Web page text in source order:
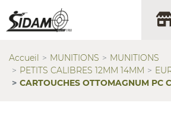
Accueil MUNITIONS
MUNITIONS
PETITS CALIBRES 12MM 14MM
CARTOUCHES OTTOMAGNUM PC